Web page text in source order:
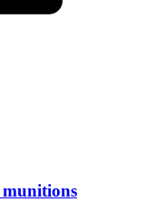
munitions